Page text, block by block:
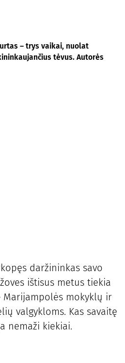
– trys vaikai, nuolat
tėvus. Autorės
daržininkas savo
ištisus metus tiekia
Marijampolės mokyklų ir
valgykloms. Kas savaitę
nemaži kiekiai.